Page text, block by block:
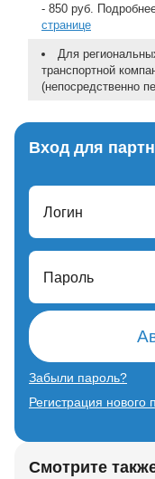
- 850 руб.
странице
Для
транспортной
(непосредственно
Вход для
Логин
Пароль
Забыли пароль?
Регистрация нового
Смотрите